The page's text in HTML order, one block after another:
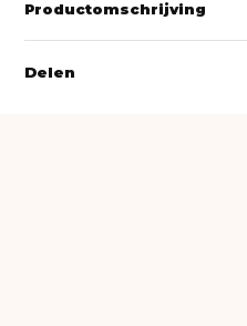
Productomschrijving
Delen